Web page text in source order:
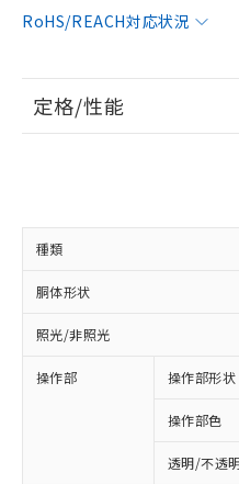
RoHS/REACH対応状況
定格/性能
種類
胴体形状
照光/非照光
操作部 操作部形状
操作部色
透明/不透